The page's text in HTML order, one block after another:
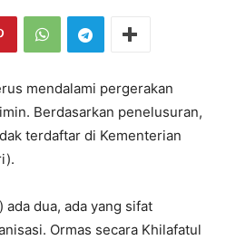
mendalami pergerakan
Berdasarkan penelusuran,
terdaftar di Kementerian
ada dua, ada yang sifat
Ormas secara Khilafatul